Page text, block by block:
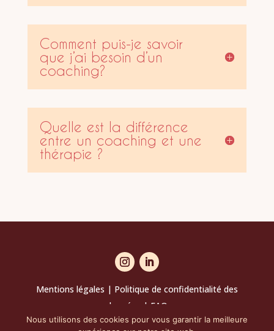
Comment puis-je savoir
que j’ai besoin d’un
coaching?
Quelle est la différence
entre un coaching et une
thérapie ?
Mentions légales | Politique de confidentialité des
données
| FAQ
Nous utilisons des cookies pour vous garantir la meilleure